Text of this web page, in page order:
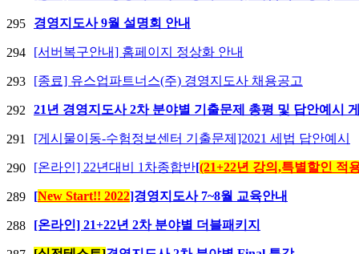
295 경영지도사 9월 설명회 안내
294 [서버복구안내] 홈페이지 정상화 안내
293 [종료] 유스업파트너스(주) 경영지도사 채용공고
292 21년 경영지도사 2차 분야별 기출문제 총평 및 답안예시
291 [게시물이동-수험정보센터 기출문제]2021 세법 답안예시
290 [온라인] 22년대비 1차종합반[(21+22년 강의,특별할인 적
289 [New Start!! 2022]경영지도사 7~8월 교육안내
288 [온라인] 21+22년 2차 분야별 더블패키지